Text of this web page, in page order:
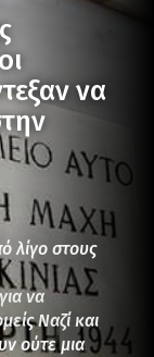
να
λίγο στους
να
Ναζί και
ούτε μια